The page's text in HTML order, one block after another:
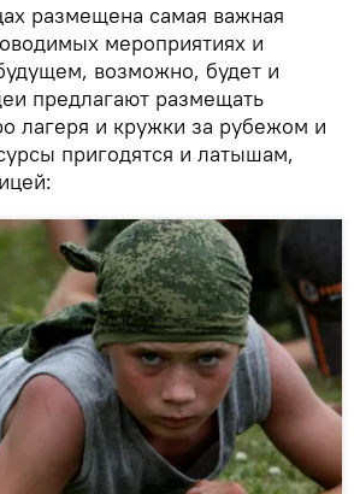
размещена самая важная
мероприятиях и
возможно, будет и
предлагают размещать
лагеря и кружки за рубежом и
пригодятся и латышам,